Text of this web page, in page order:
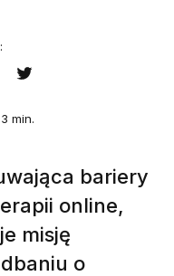
3 min.
bariery
online,
misję
o